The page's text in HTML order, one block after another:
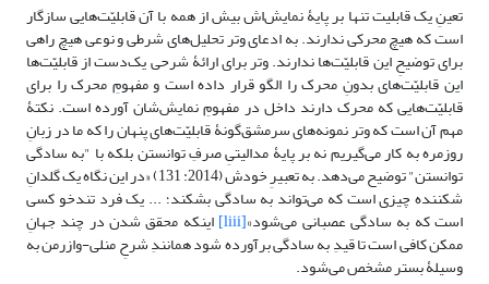
تعینِ یک قابلیت تنها بر پایۀ نمایش‌اش بیش از همه با آن قابلیّت‌هایی سازگار
است که هیچ محرکی ندارند. به ادعای وتر تحلیل‌های شرطی و نوعی هیچ راهی
برای توضیحِ این قابلیّت‌ها ندارند. وتر برای ارائۀ شرحی یک‌دست از قابلیّت‌ها
این قابلیّت‌های بدونِ محرک را الگو قرار داده است و مفهومِ محرک را برای
قابلیّت‌هایی که محرک دارند داخل در مفهومِ نمایش‌شان آورده است. نکتۀ
مهم آن است که وتر نمونه‌های سرمشق‌گونۀ قابلیّت‌های پنهان را که ما در زبانِ
روزمره به کار می‌گیریم نه بر پایۀ مدالیتیِ صرفِ توانستن بلکه با "به سادگی
توانستن" توضیح می‌دهد. به تعبیرِ خودش (2014: 131) «در این نگاه یک گلدانِ
شکننده چیزی است که می‌تواند به سادگی بشکند؛ ... یک فرد تندخو کسی
است که به سادگی عصبانی می‌شود»[liii] اینکه محقق شدن در چند جهانِ
ممکن کافی است تا قیدِ به سادگی برآورده شود همانندِ شرحِ منلی-وازرمن به
وسیلۀ بستر مشخص می‌شود.